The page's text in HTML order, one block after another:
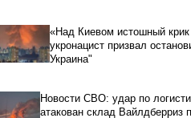
«Над Киевом истошный
укронацист призвал
Украина"
Новости СВО: удар по
атакован склад Вайлдберриз